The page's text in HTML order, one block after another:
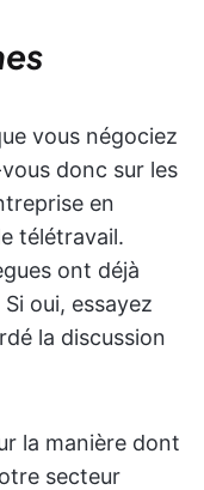
vous négociez
donc sur les
en
télétravail.
ont déjà
oui, essayez
la discussion
la manière dont
secteur